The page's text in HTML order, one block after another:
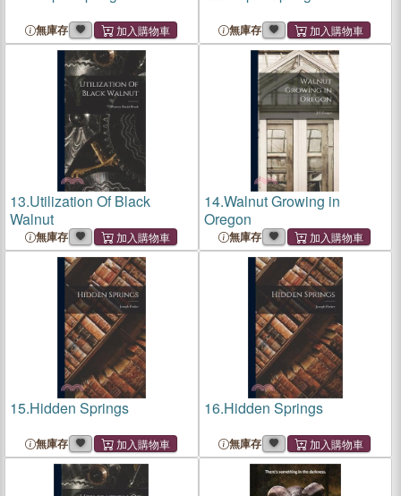
無庫存 無庫存
13.Utilization Of Black
Walnut
無庫存
14.Walnut Growing in
Oregon
無庫存
15.Hidden Springs
無庫存
16.Hidden Springs
無庫存